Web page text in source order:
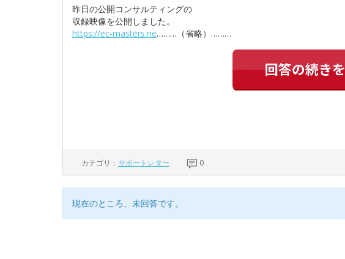
昨日の公開コンサルティングの
収録映像を公開しました。
https://ec-masters.ne………（省略）………
カテゴリ： サポートレター 0
現在のところ、未回答です。